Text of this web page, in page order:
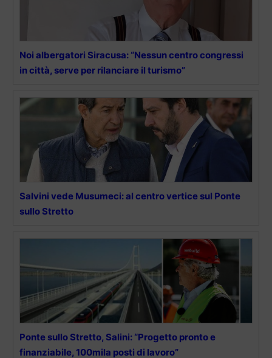
Noi albergatori Siracusa: “Nessun centro congressi
in città, serve per rilanciare il turismo”
Salvini vede Musumeci: al centro vertice sul Ponte
sullo Stretto
Ponte sullo Stretto, Salini: “Progetto pronto e
finanziabile, 100mila posti di lavoro”